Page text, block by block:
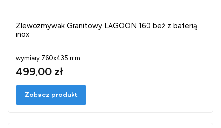
Zlewozmywak Granitowy LAGOON 160 beż z baterią
inox
wymiary 760x435 mm
499,00 zł
Zobacz produkt